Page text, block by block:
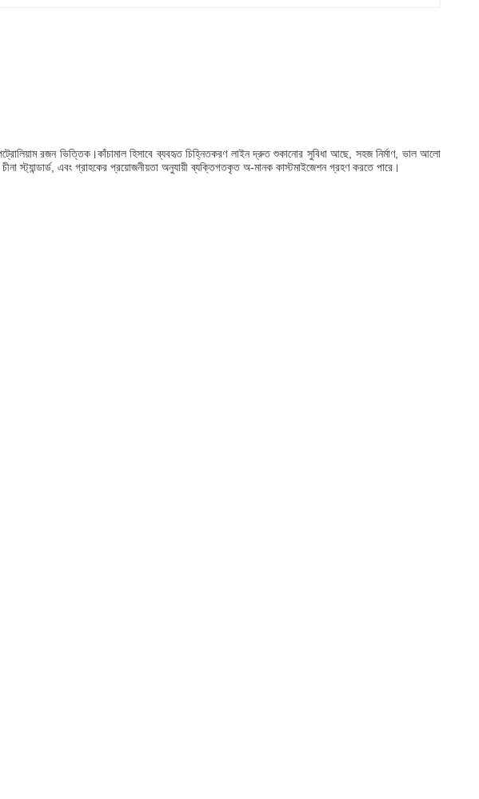
রজন ভিত্তিক।কাঁচামাল হিসাবে ব্যবহৃত চিহ্নিতকরণ লাইন দ্রুত শুকানোর সুবিধা আছে, সহজ নির্মাণ, ভাল আলো
চীনা স্ট্যান্ডার্ড, এবং গ্রাহকের প্রয়োজনীয়তা অনুযায়ী ব্যক্তিগতকৃত অ-মানক কাস্টমাইজেশন গ্রহণ করতে পারে।